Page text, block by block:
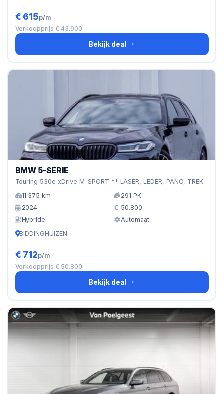
€ 615p/m
Verkoopprijs € 43.900
Bekijk deal
BMW 5-SERIE
Touring 530e xDrive M-SPORT ** LASER, LEDER, PANO, TREK
11.375 km
291 PK
2024
50.800
Hybride
Automaat
BIDDINGHUIZEN
€ 712p/m
Verkoopprijs € 50.800
Bekijk deal